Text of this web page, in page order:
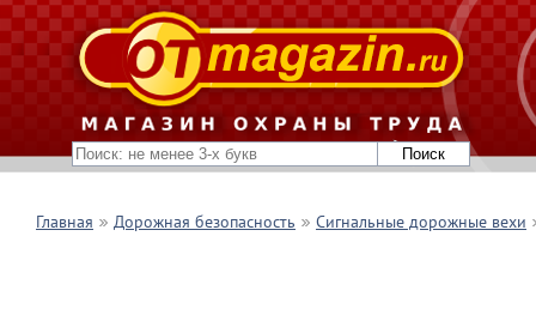
Главная Дорожная безопасность Сигнальные дорожные вехи